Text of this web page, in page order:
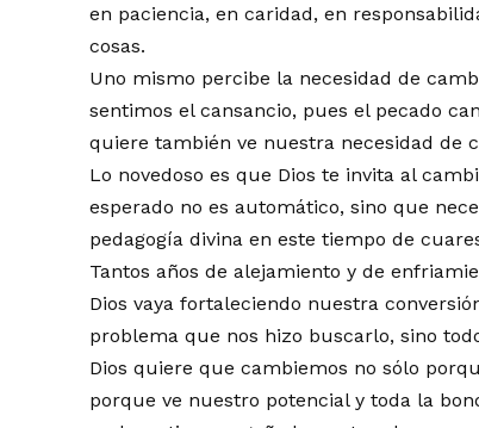
en paciencia, en caridad, en
cosas.
Uno mismo percibe la necesidad de
sentimos el cansancio, pues el pecado
quiere también ve nuestra necesidad de
Lo novedoso es que Dios te invita al
esperado no es automático, sino que
pedagogía divina en este tiempo de
Tantos años de alejamiento y de
Dios vaya fortaleciendo nuestra
problema que nos hizo buscarlo, sino
Dios quiere que cambiemos no sólo
porque ve nuestro potencial y toda la